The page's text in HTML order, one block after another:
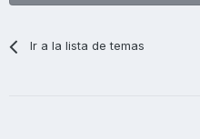
Ir a la lista de temas